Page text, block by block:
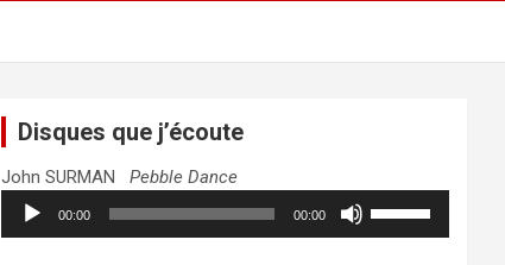
Disques que j’écoute
John SURMANPebble Dance
Lecteur
audio
00:00 00:00